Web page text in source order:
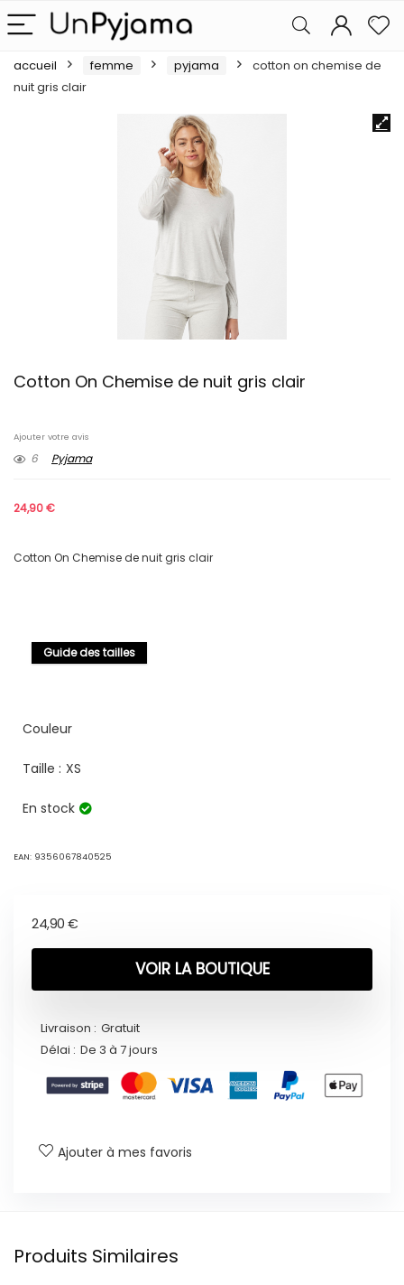
accueil femme pyjama
cotton on chemise de
nuit gris clair
Cotton On Chemise de nuit gris clair
Ajouter votre avis
6 Pyjama
24,90€
Cotton On Chemise de nuit gris clair
Guide des tailles
Couleur
Taille : XS
En stock
EAN: 9356067840525
24,90 €
VOIR LA BOUTIQUE
Livraison : Gratuit
Délai : De 3 à 7 jours
Ajouter à mes favoris
Produits Similaires